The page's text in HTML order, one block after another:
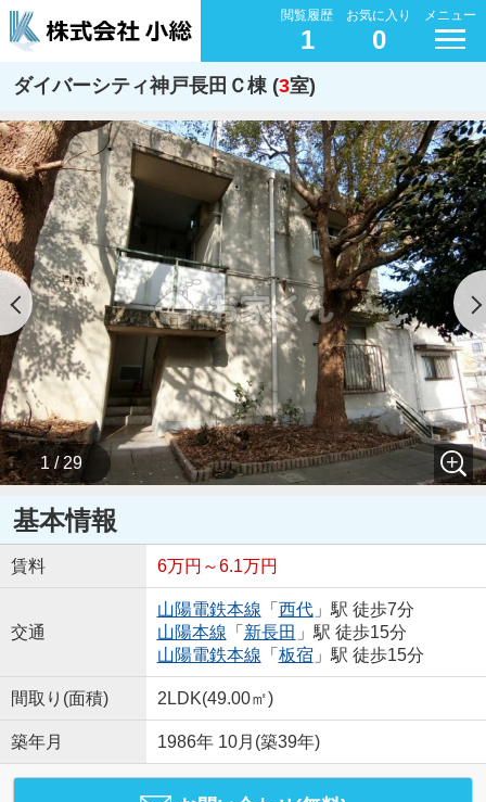
閲覧履歴
1
お気に入り
0
メニュー
ダイバーシティ神戸長田Ｃ棟 (3室)
1 / 29
基本情報
賃料 6万円～6.1万円
交通
山陽電鉄本線 「 西代」駅 徒歩7分
山陽本線 「 新長田 」駅 徒歩15分
山陽電鉄本線 「 板宿 」駅 徒歩15分
間取り(面積) 2LDK(49.00㎡)
築年月 1986年 10月(築39年)